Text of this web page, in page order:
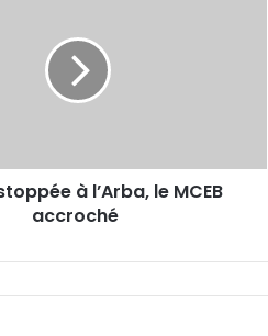
à l’Arba, le MCEB
accroché